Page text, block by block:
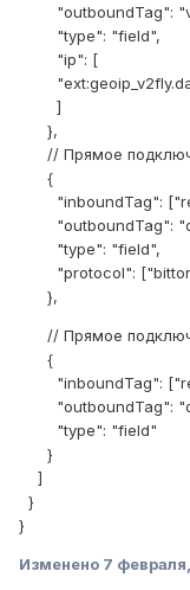
"outboundTag":
"type": "field",
"ip": [
]
},
// Прямое
{
"inboundTag":
"outboundTag":
"type": "field",
"protocol":
},
// Прямое
{
"inboundTag":
"outboundTag":
"type": "field"
}
]
}
}
Изменено 7